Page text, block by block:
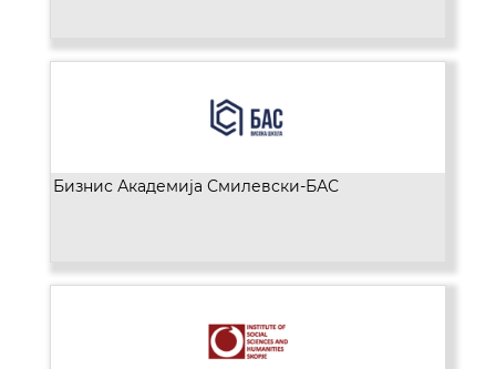
Бизнис Академија Смилевски-БАС